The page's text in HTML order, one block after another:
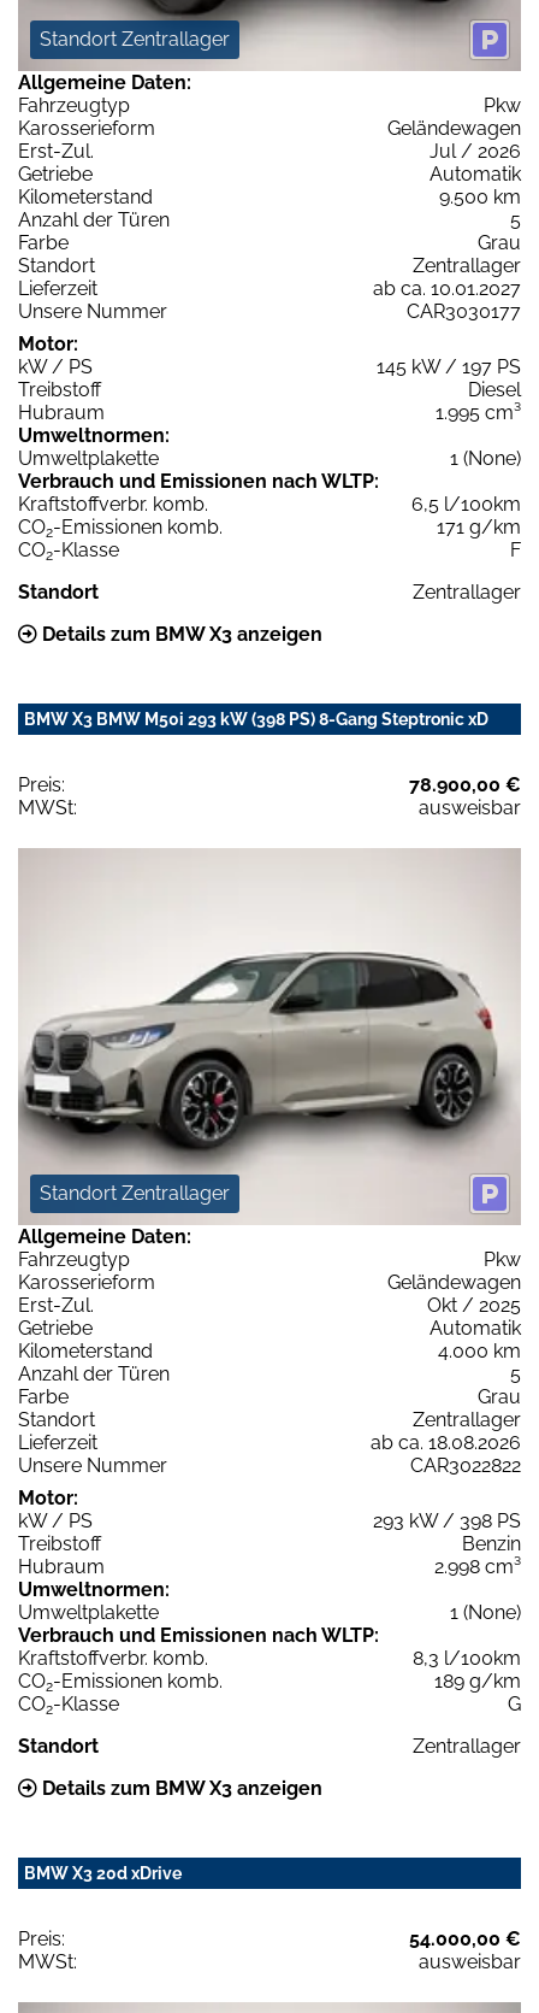
Standort Zentrallager
Allgemeine Daten:
Fahrzeugtyp
Pkw
Karosserieform
Geländewagen
Erst-Zul.
Jul / 2026
Getriebe
Automatik
Kilometerstand
9.500 km
Anzahl der Türen
5
Farbe
Grau
Standort
Zentrallager
Lieferzeit
ab ca. 10.01.2027
Unsere Nummer
CAR3030177
Motor:
kW / PS
145 kW / 197 PS
Treibstoff
Diesel
Hubraum
1.995 cm³
Umweltnormen:
Umweltplakette
1 (None)
Verbrauch und Emissionen nach WLTP:
Kraftstoffverbr. komb.
6,5 l/100km
CO2-Emissionen komb.
171 g/km
CO2-Klasse
F
Standort
Zentrallager
Details zum BMW X3 anzeigen
BMW X3 BMW M50i 293 kW (398 PS) 8-Gang Steptronic xD
Preis:
78.900,00 €
MWSt:
ausweisbar
Standort Zentrallager
Allgemeine Daten:
Fahrzeugtyp
Pkw
Karosserieform
Geländewagen
Erst-Zul.
Okt / 2025
Getriebe
Automatik
Kilometerstand
4.000 km
Anzahl der Türen
5
Farbe
Grau
Standort
Zentrallager
Lieferzeit
ab ca. 18.08.2026
Unsere Nummer
CAR3022822
Motor:
kW / PS
293 kW / 398 PS
Treibstoff
Benzin
Hubraum
2.998 cm³
Umweltnormen:
Umweltplakette
1 (None)
Verbrauch und Emissionen nach WLTP:
Kraftstoffverbr. komb.
8,3 l/100km
CO2-Emissionen komb.
189 g/km
CO2-Klasse
G
Standort
Zentrallager
Details zum BMW X3 anzeigen
BMW X3 20d xDrive
Preis:
54.000,00 €
MWSt:
ausweisbar